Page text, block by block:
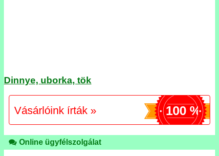
Dinnye, uborka, tök
Vásárlóink írták » 100 %
Online ügyfélszolgálat